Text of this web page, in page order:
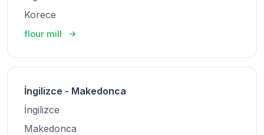
Korece
flour mill
İngilizce - Makedonca
İngilizce
Makedonca